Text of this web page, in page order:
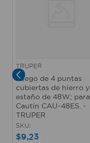
TRUPER
Juego de 4 puntas
cubiertas de hierro y
estaño de 48W; para
Cautín CAU-48ES. -
TRUPER
SKU:
$9,23